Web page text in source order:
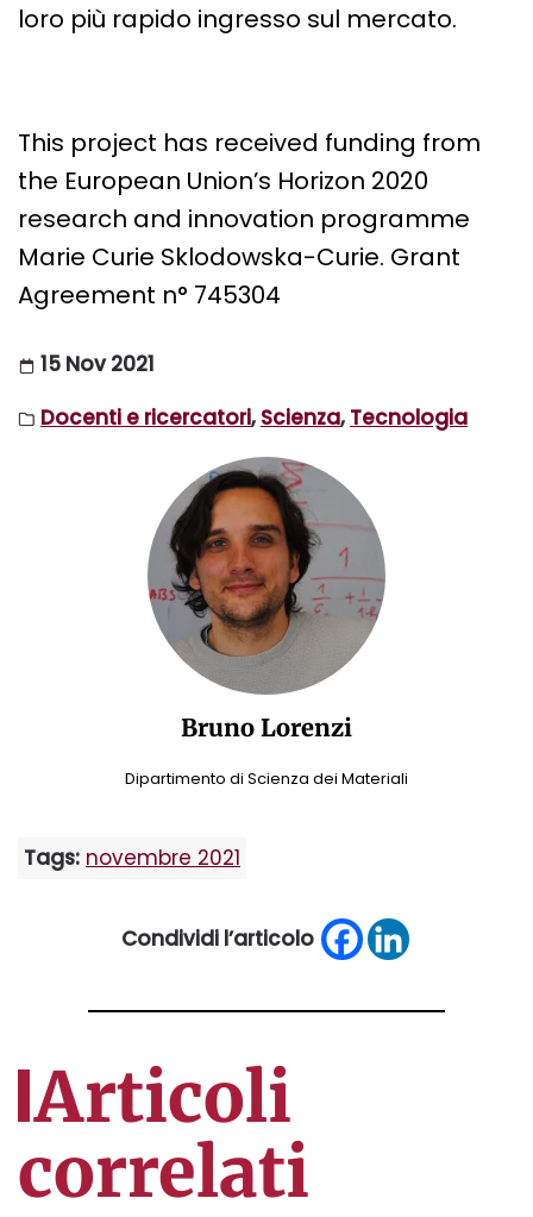
loro più rapido ingresso sul mercato.
This project has received funding from
the European Union’s Horizon 2020
research and innovation programme
Marie Curie Sklodowska-Curie. Grant
Agreement n° 745304
15 Nov 2021
Docenti e ricercatori, Scienza, Tecnologia
Bruno Lorenzi
Dipartimento di Scienza dei Materiali
Tags: novembre 2021
Condividi l’articolo
Articoli
correlati